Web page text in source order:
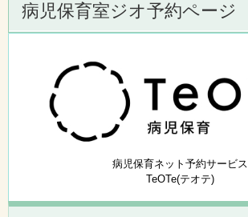
病児保育室ジオ予約ページ
病児保育ネット予約サービス
TeOTe(テオテ)